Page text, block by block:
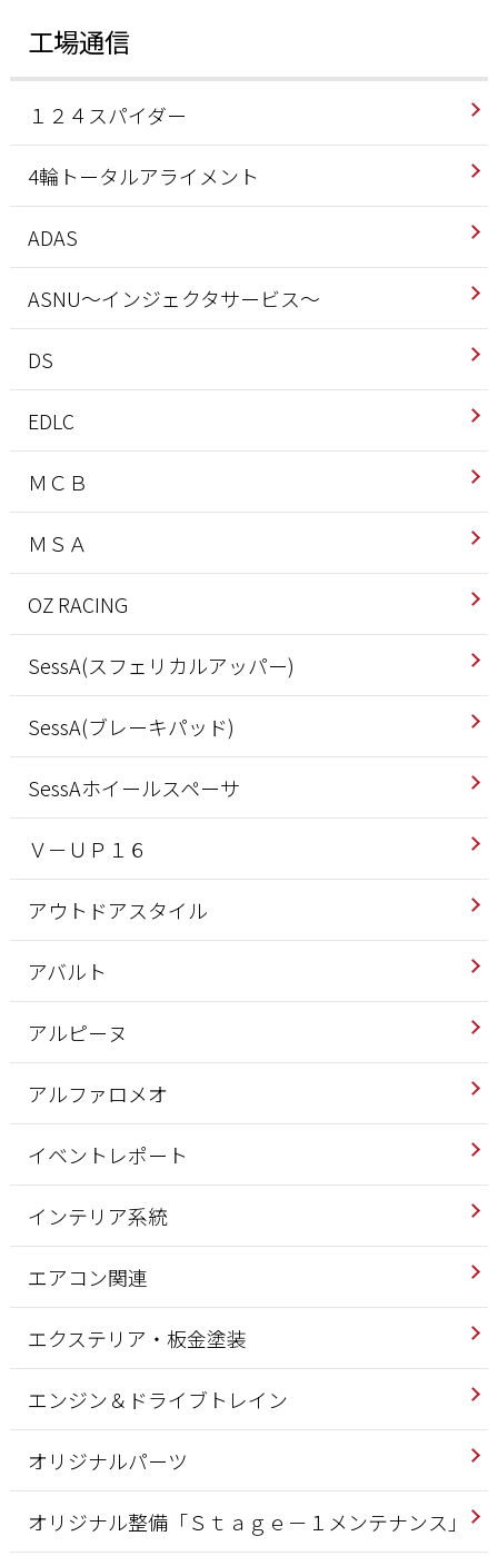
工場通信
１２４スパイダー
4輪トータルアライメント
ADAS
ASNU～インジェクタサービス～
DS
EDLC
ＭＣＢ
ＭＳＡ
OZ RACING
SessA(スフェリカルアッパー)
SessA(ブレーキパッド)
SessAホイールスペーサ
Ｖ－ＵＰ１６
アウトドアスタイル
アバルト
アルピーヌ
アルファロメオ
イベントレポート
インテリア系統
エアコン関連
エクステリア・板金塗装
エンジン＆ドライブトレイン
オリジナルパーツ
オリジナル整備「Ｓｔａｇｅ－１メンテナンス」